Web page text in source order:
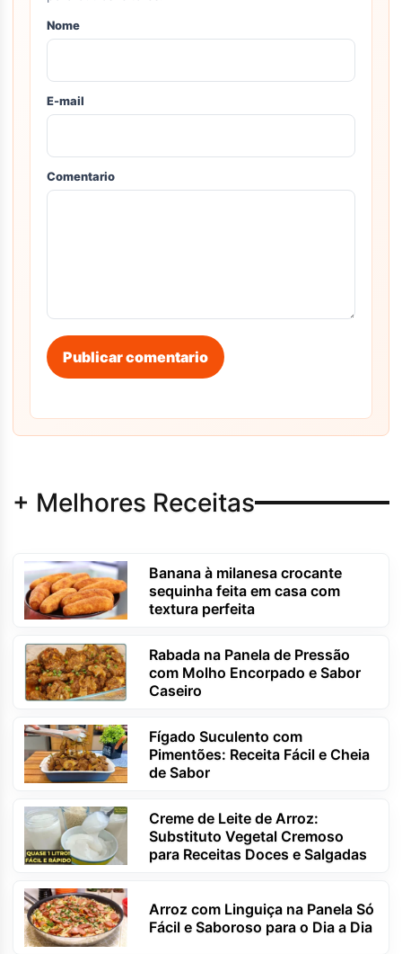
Nome
E-mail
Comentario
Publicar comentario
+ Melhores Receitas
Banana à milanesa crocante
sequinha feita em casa com
textura perfeita
Rabada na Panela de Pressão
com Molho Encorpado e Sabor
Caseiro
Fígado Suculento com
Pimentões: Receita Fácil e Cheia
de Sabor
Creme de Leite de Arroz:
Substituto Vegetal Cremoso
para Receitas Doces e Salgadas
Arroz com Linguiça na Panela Só
Fácil e Saboroso para o Dia a Dia